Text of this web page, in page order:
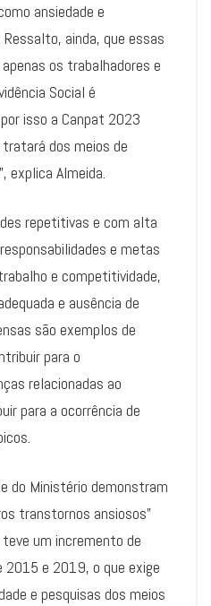
ansiedade e
ainda, que essas
os trabalhadores e
Social é
isso a Canpat 2023
dos meios de
explica Almeida.
repetitivas e com alta
e metas
e competitividade,
e ausência de
são exemplos de
para o
relacionadas ao
para a ocorrência de
do Ministério demonstram
transtornos ansiosos”
um incremento de
e 2019, o que exige
e pesquisas dos meios